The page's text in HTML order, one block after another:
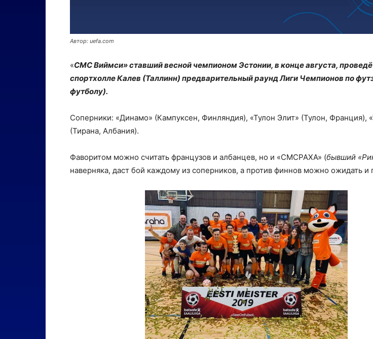
Автор: uefa.com
«СМС Виймси» ставший весной чемпионом Эстонии, в конце августа,
спортхолле Калев (Таллинн) предварительный раунд Лиги Чемпионов по
футболу).
Соперники: «Динамо» (Кампуксен, Финляндия), «Тулон Элит» (Тулон, Франция),
(Тирана, Албания).
Фаворитом можно считать французов и албанцев, но и «СМСРАХА» (бывший
наверняка, даст бой каждому из соперников, а против финнов можно ожидать и